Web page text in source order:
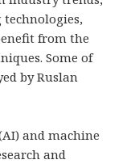
from the
Some of
by Ruslan
and machine
and